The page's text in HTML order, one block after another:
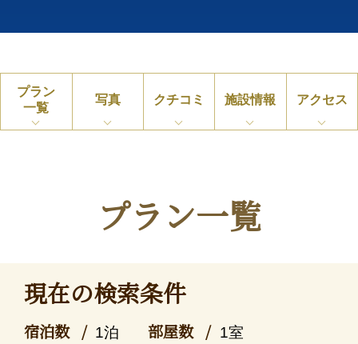
プラン
一覧
写真 クチコミ 施設情報 アクセス
プラン一覧
現在の検索条件
宿泊数 1泊 部屋数 1室